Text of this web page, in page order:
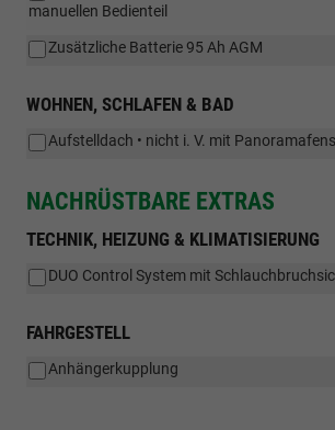
manuellen Bedienteil
Zusätzliche Batterie 95 Ah AGM
WOHNEN, SCHLAFEN & BAD
Aufstelldach • nicht i. V. mit
NACHRÜSTBARE EXTRAS
TECHNIK, HEIZUNG & KLIMATISIERUNG
DUO Control System mit
FAHRGESTELL
Anhängerkupplung